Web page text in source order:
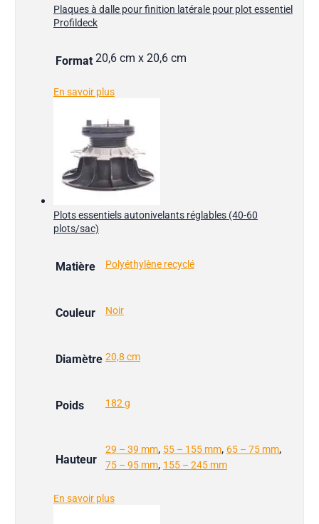
Plaques à dalle pour finition latérale pour plot essentiel
Profildeck
Format 20,6 cm x 20,6 cm
En savoir plus
Plots essentiels autonivelants réglables (40-60
plots/sac)
Matière Polyéthylène recyclé
Couleur Noir
Diamètre 20,8 cm
Poids 182 g
Hauteur
29 – 39 mm, 55 – 155 mm, 65 – 75 mm,
75 – 95 mm, 155 – 245 mm
En savoir plus